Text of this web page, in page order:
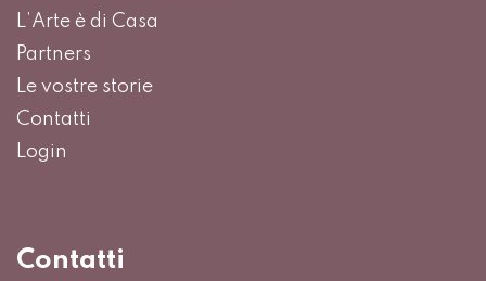
L’Arte è di Casa
Partners
Le vostre storie
Contatti
Login
Contatti